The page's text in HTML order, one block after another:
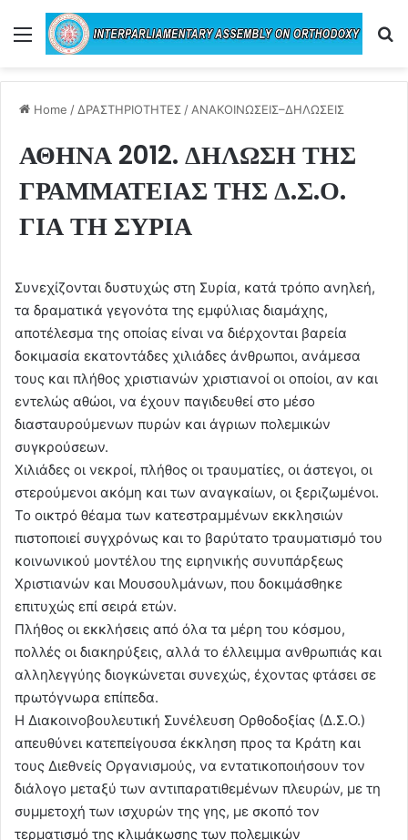
Menu
Home / ΔΡΑΣΤΗΡΙΟΤΗΤΕΣ / ΑΝΑΚΟΙΝΩΣΕΙΣ–ΔΗΛΩΣΕΙΣ
ΑΘΗΝΑ 2012. ΔΗΛΩΣΗ ΤΗΣ
ΓΡΑΜΜΑΤΕΙΑΣ ΤΗΣ Δ.Σ.Ο.
ΓΙΑ ΤΗ ΣΥΡΙΑ
Συνεχίζονται δυστυχώς στη Συρία, κατά τρόπο ανηλεή,
τα δραματικά γεγονότα της εμφύλιας διαμάχης,
αποτέλεσμα της οποίας είναι να διέρχονται βαρεία
δοκιμασία εκατοντάδες χιλιάδες άνθρωποι, ανάμεσα
τους και πλήθος χριστιανών χριστιανοί οι οποίοι, αν και
εντελώς αθώοι, να έχουν παγιδευθεί στο μέσο
διασταυρούμενων πυρών και άγριων πολεμικών
συγκρούσεων.
Χιλιάδες οι νεκροί, πλήθος οι τραυματίες, οι άστεγοι, οι
στερούμενοι ακόμη και των αναγκαίων, οι ξεριζωμένοι.
Το οικτρό θέαμα των κατεστραμμένων εκκλησιών
πιστοποιεί συγχρόνως και το βαρύτατο τραυματισμό του
κοινωνικού μοντέλου της ειρηνικής συνυπάρξεως
Χριστιανών και Μουσουλμάνων, που δοκιμάσθηκε
επιτυχώς επί σειρά ετών.
Πλήθος οι εκκλήσεις από όλα τα μέρη του κόσμου,
πολλές οι διακηρύξεις, αλλά το έλλειμμα ανθρωπιάς και
αλληλεγγύης διογκώνεται συνεχώς, έχοντας φτάσει σε
πρωτόγνωρα επίπεδα.
Η Διακοινοβουλευτική Συνέλευση Ορθοδοξίας (Δ.Σ.Ο.)
απευθύνει κατεπείγουσα έκκληση προς τα Κράτη και
τους Διεθνείς Οργανισμούς, να εντατικοποιήσουν τον
διάλογο μεταξύ των αντιπαρατιθεμένων πλευρών, με τη
συμμετοχή των ισχυρών της γης, με σκοπό τον
τερματισμό της κλιμάκωσης των πολεμικών